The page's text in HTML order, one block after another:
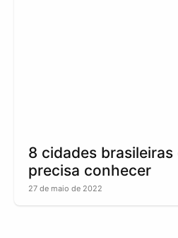
8 cidades
precisa conhecer
27 de maio de 2022